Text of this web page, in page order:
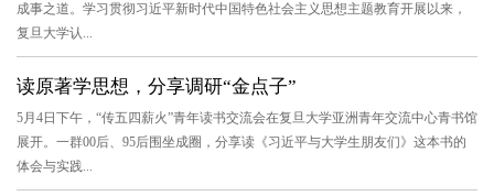
成事之道。学习贯彻习近平新时代中国特色社会主义思想主题教育开展以来，
复旦大学认...
读原著学思想，分享调研“金点子”
5月4日下午，“传五四薪火”青年读书交流会在复旦大学亚洲青年交流中心青书馆
展开。一群00后、95后围坐成圈，分享读《习近平与大学生朋友们》这本书的
体会与实践...